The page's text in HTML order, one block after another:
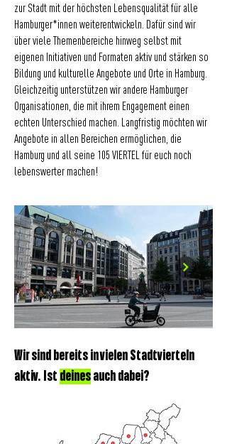
zur Stadt mit der höchsten Lebensqualität für alle
Hamburger*innen weiterentwickeln. Dafür sind wir
über viele Themenbereiche hinweg selbst mit
eigenen Initiativen und Formaten aktiv und stärken so
Bildung und kulturelle Angebote und Orte in Hamburg.
Gleichzeitig unterstützen wir andere Hamburger
Organisationen, die mit ihrem Engagement einen
echten Unterschied machen. Langfristig möchten wir
Angebote in allen Bereichen ermöglichen, die
Hamburg und all seine 105 VIERTEL für euch noch
lebenswerter machen!
Wir sind bereits in vielen Stadtvierteln
aktiv. Ist deinesauch dabei?